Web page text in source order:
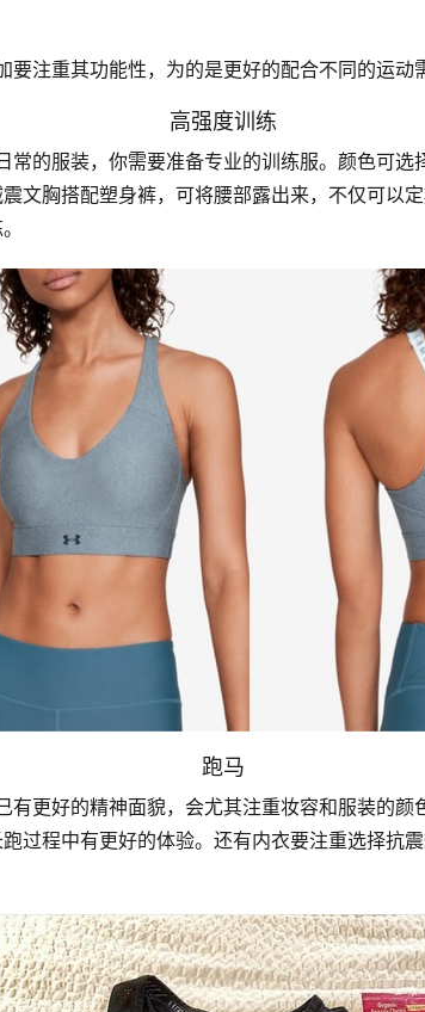
要注重其功能性，为的是更好的配合不同的运动
高强度训练
文胸搭配塑身裤，可将腰部露出来，不仅可以
跑马
过程中有更好的体验。还有内衣要注重选择抗